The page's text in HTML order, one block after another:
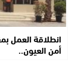
انطلاقة العمل
أمن العيون..